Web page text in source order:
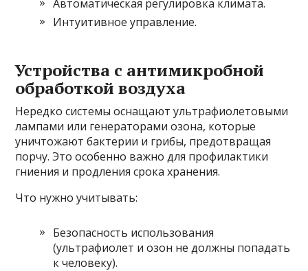
Автоматическая регулировка климата.
Интуитивное управление.
Устройства с антимикробной
обработкой воздуха
Нередко системы оснащают ультрафиолетовыми
лампами или генераторами озона, которые
уничтожают бактерии и грибы, предотвращая
порчу. Это особенно важно для профилактики
гниения и продления срока хранения.
Что нужно учитывать:
Безопасность использования
(ультрафиолет и озон не должны попадать
к человеку).